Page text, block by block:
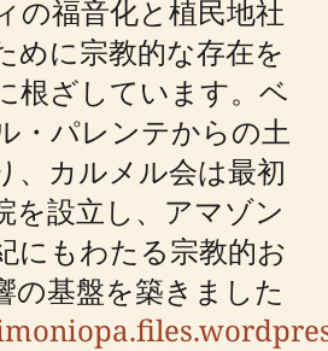
の福音化と植民地社
めに宗教的な存在を
根ざしています。ベ
・パレンテからの土
、カルメル会は最初
を設立し、アマゾン
にもわたる宗教的お
の基盤を築きました